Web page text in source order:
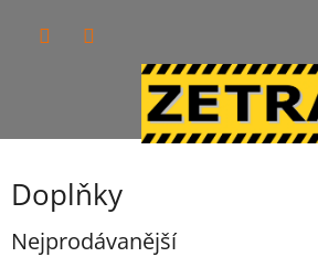
Doplňky
Nejprodávanější